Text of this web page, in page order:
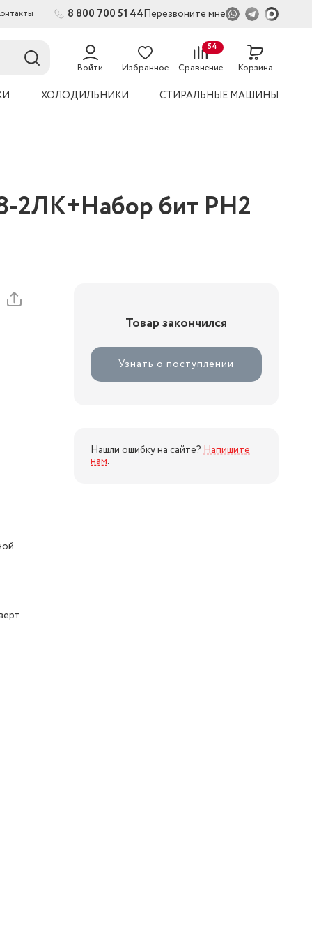
8 800 700 51 44Перезвоните мне
Войти Избранное Сравнение
54
Корзина
ХОЛОДИЛЬНИКИ СТИРАЛЬНЫЕ МАШИНЫ
2ЛК+Набор бит PH2
Товар закончился
Узнать о поступлении
Нашли ошибку на сайте? Напишите
нам.